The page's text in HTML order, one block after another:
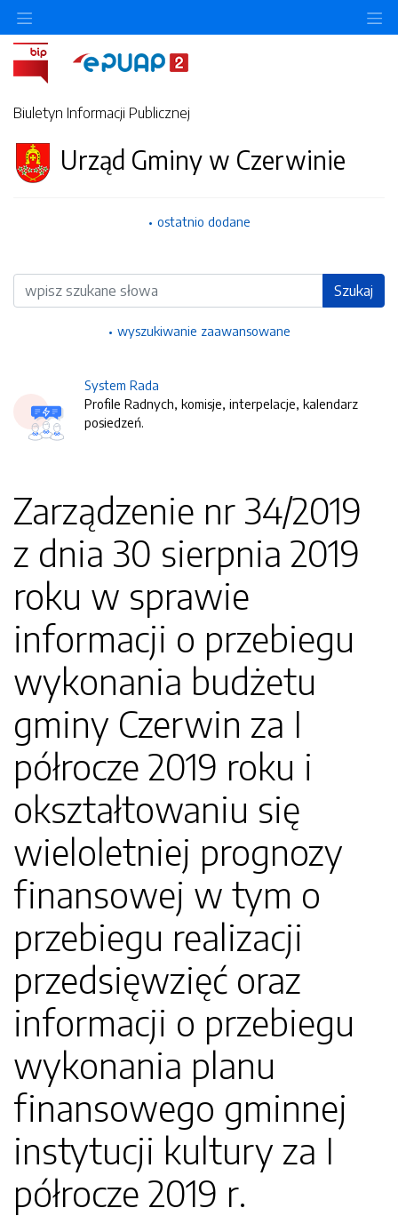
Biuletyn Informacji Publicznej
Urząd Gminy w Czerwinie
ostatnio dodane
Wyszukiwarka Szukaj
wyszukiwanie zaawansowane
System Rada
Profile Radnych, komisje, interpelacje, kalendarz
posiedzeń.
Zarządzenie nr 34/2019
z dnia 30 sierpnia 2019
roku w sprawie
informacji o przebiegu
wykonania budżetu
gminy Czerwin za I
półrocze 2019 roku i
okształtowaniu się
wieloletniej prognozy
finansowej w tym o
przebiegu realizacji
przedsięwzięć oraz
informacji o przebiegu
wykonania planu
finansowego gminnej
instytucji kultury za I
półrocze 2019 r.